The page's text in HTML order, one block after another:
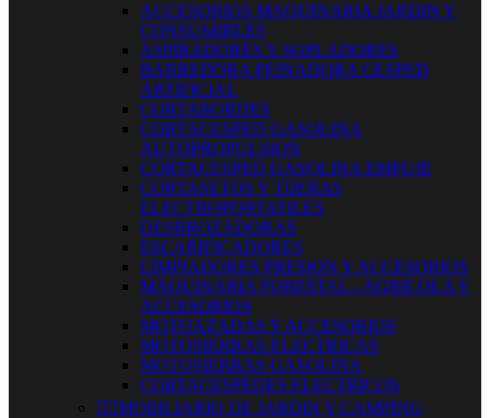
ACCESORIOS MAQUINARIA JARDIN Y
CONSUMIBLES
ASPIRADORES Y SOPLADORES
BARREDORA PEINADORA CESPED
ARTIFICIAL
CORTABORDES
CORTACESPED GASOLINA
AUTOPROPULSION
CORTACESPED GASOLINA EMPUJE
CORTASETOS Y TIJERAS
ELECTROPORTATILES
DESBROZADORAS
ESCARIFICADORES
LIMPIADORES PRESION Y ACCESORIOS
MAQUINARIA FORESTAL - AGRICOLA Y
ACCESORIOS
MOTOAZADAS Y ACCESORIOS
MOTOSIERRAS ELECTRICAS
MOTOSIERRAS GASOLINA
CORTACESPEDES ELECTRICOS
 MOBILIARIO DE JARDIN Y CAMPING